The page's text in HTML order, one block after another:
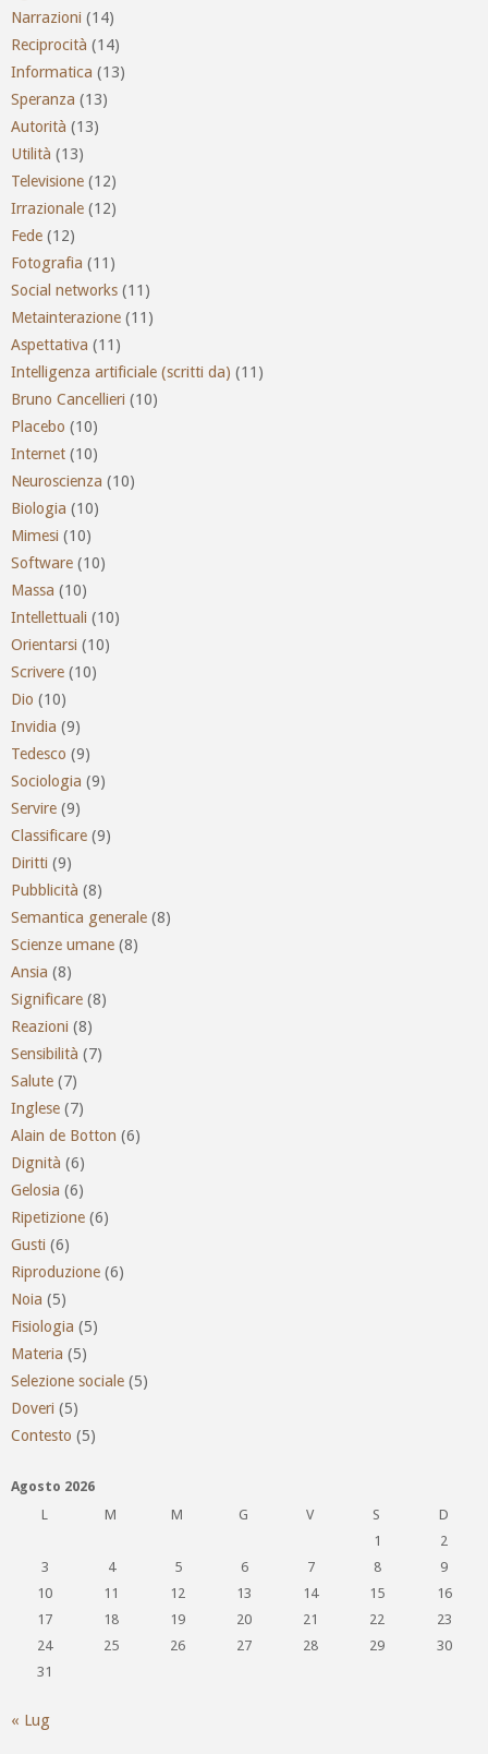
Narrazioni (14)
Reciprocità (14)
Informatica (13)
Speranza (13)
Autorità (13)
Utilità (13)
Televisione (12)
Irrazionale (12)
Fede (12)
Fotografia (11)
Social networks (11)
Metainterazione (11)
Aspettativa (11)
Intelligenza artificiale (scritti da) (11)
Bruno Cancellieri (10)
Placebo (10)
Internet (10)
Neuroscienza (10)
Biologia (10)
Mimesi (10)
Software (10)
Massa (10)
Intellettuali (10)
Orientarsi (10)
Scrivere (10)
Dio (10)
Invidia (9)
Tedesco (9)
Sociologia (9)
Servire (9)
Classificare (9)
Diritti (9)
Pubblicità (8)
Semantica generale (8)
Scienze umane (8)
Ansia (8)
Significare (8)
Reazioni (8)
Sensibilità (7)
Salute (7)
Inglese (7)
Alain de Botton (6)
Dignità (6)
Gelosia (6)
Ripetizione (6)
Gusti (6)
Riproduzione (6)
Noia (5)
Fisiologia (5)
Materia (5)
Selezione sociale (5)
Doveri (5)
Contesto (5)
Agosto 2026
L
M M G V S
D
1
2
3
4 5 6 7 8
9
10
11 12 13 14 15
16
17
18 19 20 21 22
23
24
25 26 27 28 29
30
31
« Lug